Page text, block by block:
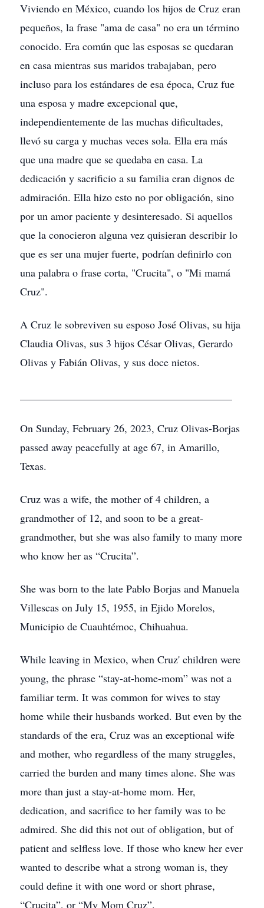
Viviendo en México, cuando los hijos de Cruz eran
pequeños, la frase "ama de casa" no era un término
conocido. Era común que las esposas se quedaran
en casa mientras sus maridos trabajaban, pero
incluso para los estándares de esa época, Cruz fue
una esposa y madre excepcional que,
independientemente de las muchas dificultades,
llevó su carga y muchas veces sola. Ella era más
que una madre que se quedaba en casa. La
dedicación y sacrificio a su familia eran dignos de
admiración. Ella hizo esto no por obligación, sino
por un amor paciente y desinteresado. Si aquellos
que la conocieron alguna vez quisieran describir lo
que es ser una mujer fuerte, podrían definirlo con
una palabra o frase corta, "Crucita", o "Mi mamá
Cruz".
A Cruz le sobreviven su esposo José Olivas, su hija
Claudia Olivas, sus 3 hijos César Olivas, Gerardo
Olivas y Fabián Olivas, y sus doce nietos.
On Sunday, February 26, 2023, Cruz Olivas-Borjas
passed away peacefully at age 67, in Amarillo,
Texas.
Cruz was a wife, the mother of 4 children, a
grandmother of 12, and soon to be a great-
grandmother, but she was also family to many more
who know her as “Crucita”.
She was born to the late Pablo Borjas and Manuela
Villescas on July 15, 1955, in Ejido Morelos,
Municipio de Cuauhtémoc, Chihuahua.
While leaving in Mexico, when Cruz' children were
young, the phrase “stay-at-home-mom” was not a
familiar term. It was common for wives to stay
home while their husbands worked. But even by the
standards of the era, Cruz was an exceptional wife
and mother, who regardless of the many struggles,
carried the burden and many times alone. She was
more than just a stay-at-home mom. Her,
dedication, and sacrifice to her family was to be
admired. She did this not out of obligation, but of
patient and selfless love. If those who knew her ever
wanted to describe what a strong woman is, they
could define it with one word or short phrase,
“Crucita”, or “My Mom Cruz”.